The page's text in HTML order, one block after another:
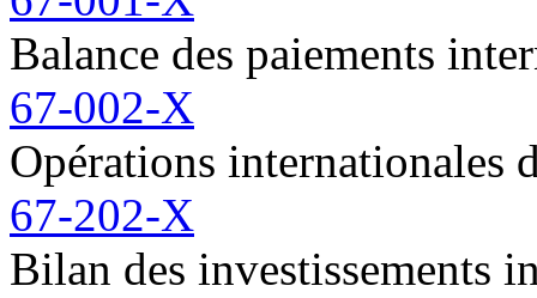
Balance des paiements
67-002-X
Opérations internationales
67-202-X
Bilan des investissements